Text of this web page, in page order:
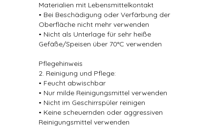
Materialien mit Lebensmittelkontakt
• Bei Beschädigung oder Verfärbung der
Oberfläche nicht mehr verwenden
• Nicht als Unterlage für sehr heiße
Gefäße/Speisen über 70°C verwenden
Pflegehinweis
2. Reinigung und Pflege:
• Feucht abwischbar
• Nur milde Reinigungsmittel verwenden
• Nicht im Geschirrspüler reinigen
• Keine scheuernden oder aggressiven
Reinigungsmittel verwenden